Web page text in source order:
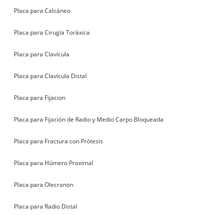
Placa para Calcáneo
Placa para Cirugía Toráxica
Placa para Clavícula
Placa para Clavícula Distal
Placa para Fijacion
Placa para Fijación de Radio y Medio Carpo Bloqueada
Placa para Fractura con Prótesis
Placa para Húmero Proximal
Placa para Olecranon
Placa para Radio Distal